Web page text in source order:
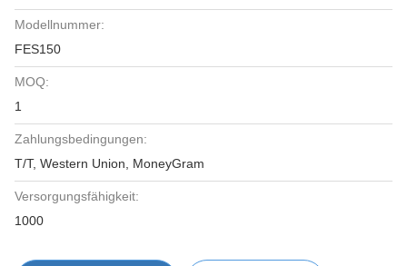
Modellnummer:
FES150
MOQ:
1
Zahlungsbedingungen:
T/T, Western Union, MoneyGram
Versorgungsfähigkeit:
1000